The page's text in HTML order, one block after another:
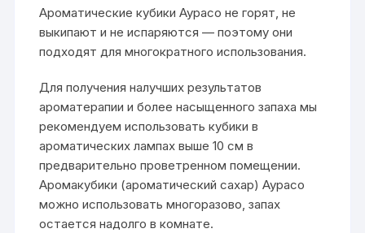
Ароматические кубики Аурасо не горят, не
выкипают и не испаряются — поэтому они
подходят для многократного использования.
Для получения налучших результатов
ароматерапии и более насыщенного запаха мы
рекомендуем использовать кубики в
ароматических лампах выше 10 см в
предварительно проветренном помещении.
Аромакубики (ароматический сахар) Аурасо
можно использовать многоразово, запах
остается надолго в комнате.